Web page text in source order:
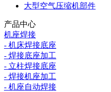
大型空气压缩机部件
产品中心
机座焊接
- 机床焊接底座
- 焊接底座加工
- 立柱焊接底座
- 焊接机座加工
- 机座自动焊接